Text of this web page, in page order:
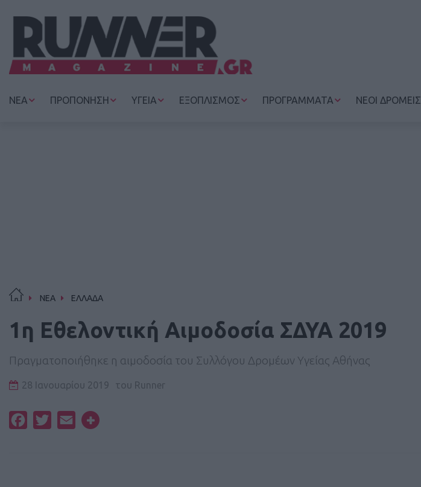
ΝΕΑ ΠΡΟΠΟΝΗΣΗ ΥΓΕΙΑ ΕΞΟΠΛΙΣΜΟΣ ΠΡΟΓΡΑΜΜΑΤΑ ΝΕΟΙ ΔΡΟΜΕΙΣ
ΝΕΑ ΕΛΛΑΔΑ
1η Εθελοντική Αιμοδοσία ΣΔΥΑ 2019
Πραγματοποιήθηκε η αιμοδοσία του Συλλόγου Δρομέων Υγείας Αθήνας
28 Ιανουαρίου 2019 του Runner
FacebookTwitterEmail